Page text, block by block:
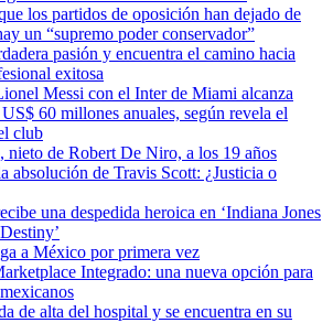
los partidos de oposición han dejado de
un “supremo poder conservador”
pasión y encuentra el camino hacia
exitosa
Messi con el Inter de Miami alcanza
60 millones anuales, según revela el
club
nieto de Robert De Niro, a los 19 años
absolución de Travis Scott: ¿Justicia o
una despedida heroica en ‘Indiana Jones
a México por primera vez
Integrado: una nueva opción para
de alta del hospital y se encuentra en su